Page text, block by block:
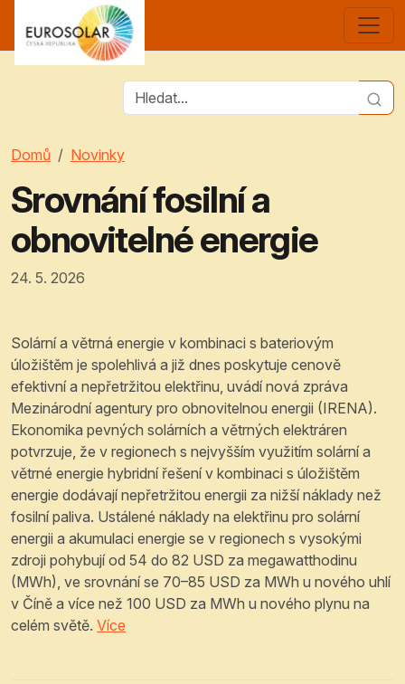
Domů Novinky
Srovnání fosilní a
obnovitelné energie
24. 5. 2026
Solární a větrná energie v kombinaci s bateriovým
úložištěm je spolehlivá a již dnes poskytuje cenově
efektivní a nepřetržitou elektřinu, uvádí nová zpráva
Mezinárodní agentury pro obnovitelnou energii (IRENA).
Ekonomika pevných solárních a větrných elektráren
potvrzuje, že v regionech s nejvyšším využitím solární a
větrné energie hybridní řešení v kombinaci s úložištěm
energie dodávají nepřetržitou energii za nižší náklady než
fosilní paliva. Ustálené náklady na elektřinu pro solární
energii a akumulaci energie se v regionech s vysokými
zdroji pohybují od 54 do 82 USD za megawatthodinu
(MWh), ve srovnání se 70–85 USD za MWh u nového uhlí
v Číně a více než 100 USD za MWh u nového plynu na
celém světě. Více